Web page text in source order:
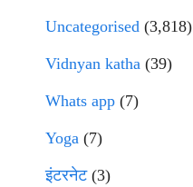
Uncategorised (3,818)
Vidnyan katha (39)
Whats app (7)
Yoga (7)
इंटरनेट(3)